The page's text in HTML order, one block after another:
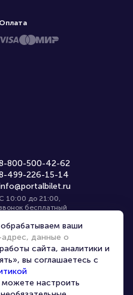
800-500-42-62
499-226-15-14
С 10:00 до 21:00,
бесплатный
Все площадки
Оплата
ваши
адрес, данные о
сайта, аналитики и
вы соглашаетесь с
настроить